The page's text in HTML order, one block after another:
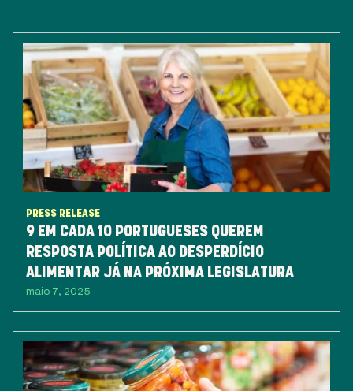
PRESS RELEASE
9 EM CADA 10 PORTUGUESES QUEREM
RESPOSTA POLÍTICA AO DESPERDÍCIO
ALIMENTAR JÁ NA PRÓXIMA LEGISLATURA
maio 7, 2025